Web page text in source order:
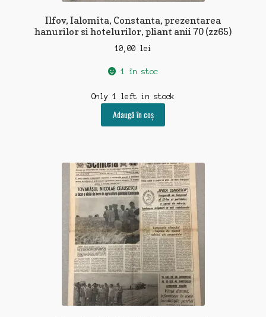
Ilfov, Ialomita, Constanta, prezentarea
hanurilor si hotelurilor, pliant anii 70 (zz65)
10,00 lei
1 în stoc
Only 1 left in stock
Adaugă în coș